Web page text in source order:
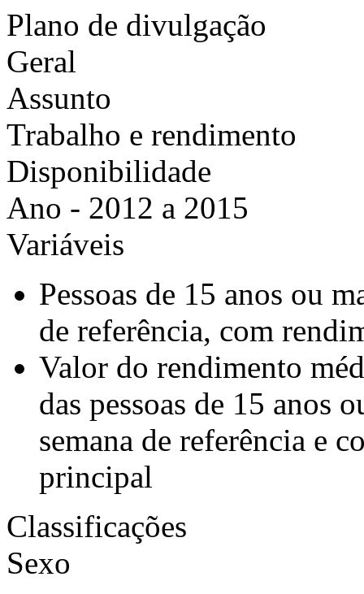
Plano de divulgação
Geral
Assunto
Trabalho e rendimento
Disponibilidade
Ano - 2012 a 2015
Variáveis
Pessoas de 15 anos ou
de referência, com
Valor do rendimento
das pessoas de 15 anos
semana de referência e
principal
Classificações
Sexo